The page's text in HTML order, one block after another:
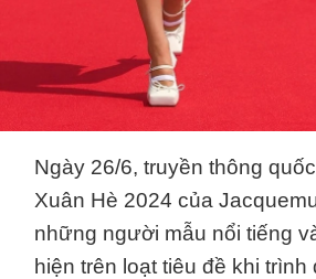
Ngày 26/6, truyền thông
Xuân Hè 2024 của
những người mẫu nổi tiếng
hiện trên loạt tiêu đề khi